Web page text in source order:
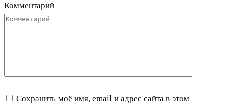
Комментарий
Сохранить моё имя, email и адрес сайта в этом